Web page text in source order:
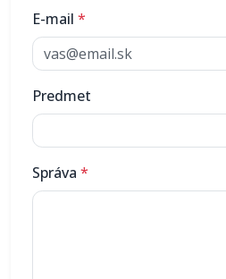
E-mail *
Predmet
Správa *